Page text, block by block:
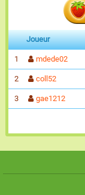
Joueur
1 mdede02
2 coll52
3 gae1212